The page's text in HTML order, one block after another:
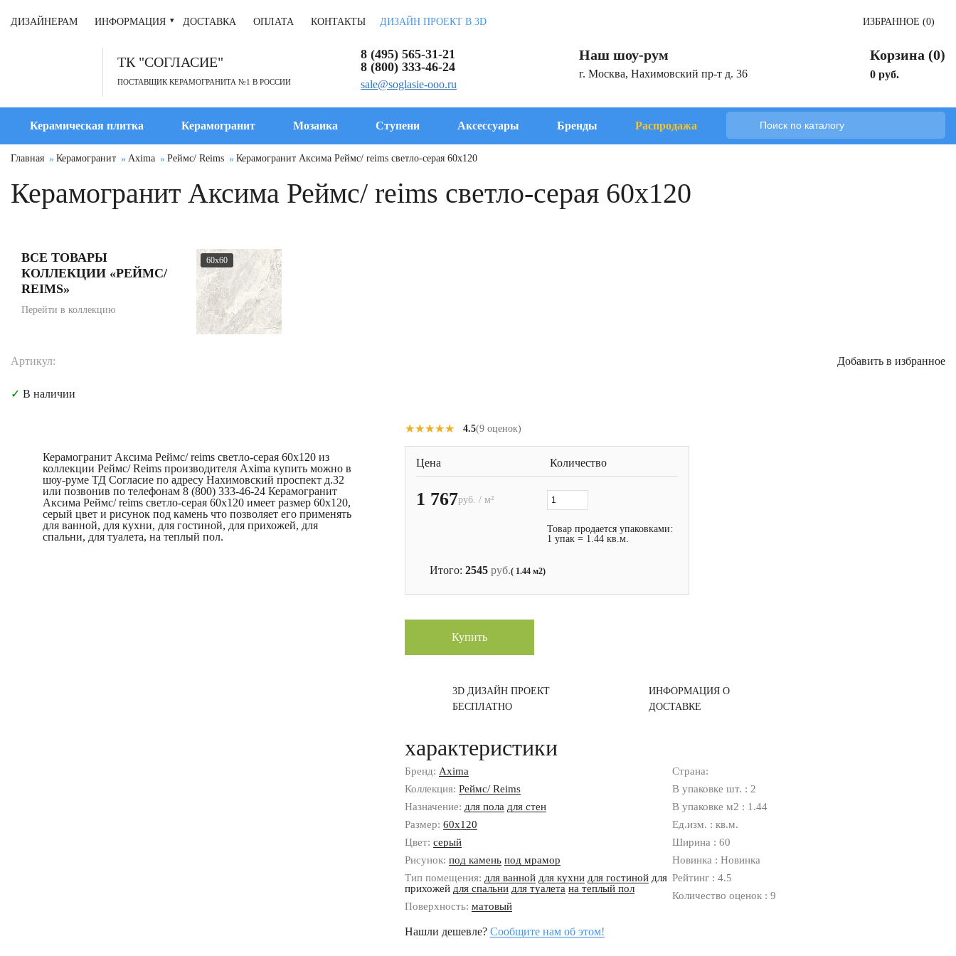
ДИЗАЙНЕРАМ ИНФОРМАЦИЯ ДОСТАВКА ОПЛАТА КОНТАКТЫ ДИЗАЙН ПРОЕКТ В 3D ИЗБРАННОЕ (0)
ТК "СОГЛАСИЕ"
ПОСТАВЩИК КЕРАМОГРАНИТА №1 В РОССИИ
8 (495) 565-31-21
8 (800) 333-46-24
sale@soglasie-ooo.ru
Наш шоу-рум
г. Москва, Нахимовский пр-т д. 36
Корзина (0)
0 руб.
Керамическая плитка Керамогранит Мозаика Ступени Аксессуары Бренды Распродажа
Главная Керамогранит Axima Реймс/ Reims Керамогранит Аксима Реймс/ reims светло-серая 60x120
Керамогранит Аксима Реймс/ reims светло-серая 60x120
ВСЕ ТОВАРЫ
КОЛЛЕКЦИИ «РЕЙМС/
REIMS»
Перейти в коллекцию
60x60
Артикул: Добавить в избранное
✓ В наличии
Керамогранит Аксима Реймс/ reims светло-серая 60x120 из
коллекции Реймс/ Reims производителя Axima купить можно в
шоу-руме ТД Согласие по адресу Нахимовский проспект д.32
или позвонив по телефонам 8 (800) 333-46-24 Керамогранит
Аксима Реймс/ reims светло-серая 60x120 имеет размер 60x120,
серый цвет и рисунок под камень что позволяет его применять
для ванной, для кухни, для гостиной, для прихожей, для
спальни, для туалета, на теплый пол.
★★★★★
★★★★★ 4.5(9 оценок)
Цена Количество
1 767руб. / м²
Товар продается упаковками:
1 упак = 1.44 кв.м.
Итого: 2545 руб.( 1.44 м2)
Купить
3D ДИЗАЙН ПРОЕКТ
БЕСПЛАТНО
ИНФОРМАЦИЯ О
ДОСТАВКЕ
характеристики
Бренд: Axima
Коллекция: Реймс/ Reims
Назначение: для пола для стен
Размер: 60x120
Цвет: серый
Рисунок: под камень под мрамор
Тип помещения: для ванной для кухни для гостиной для
прихожей для спальни для туалета на теплый пол
Поверхность: матовый
Страна:
В упаковке шт. : 2
В упаковке м2 : 1.44
Ед.изм. : кв.м.
Ширина : 60
Новинка : Новинка
Рейтинг : 4.5
Количество оценок : 9
Нашли дешевле? Сообщите нам об этом!